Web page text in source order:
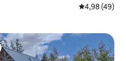
Gemiddelde
4,98 (49)